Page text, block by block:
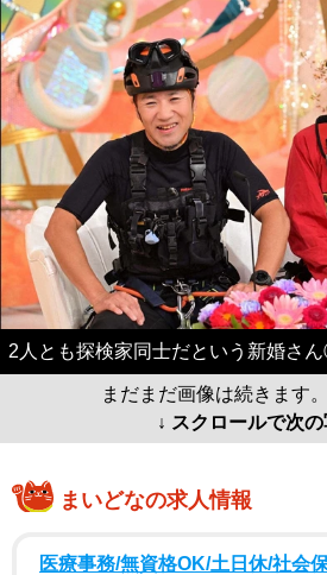
2人とも探検家同士だという新婚さ
まだまだ画像は続きます
↓ スクロールで次の
まいどなの求人情報
医療事務/無資格OK/土日休/社会